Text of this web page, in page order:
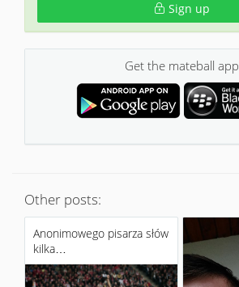
Sign up
Get the mateball app
Other posts:
Anonimowego pisarza słów
kilka…